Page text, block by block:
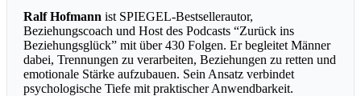
Ralf Hofmann ist SPIEGEL-Bestsellerautor,
Beziehungscoach und Host des Podcasts “Zurück ins
Beziehungsglück” mit über 430 Folgen. Er begleitet Männer
dabei, Trennungen zu verarbeiten, Beziehungen zu retten und
emotionale Stärke aufzubauen. Sein Ansatz verbindet
psychologische Tiefe mit praktischer Anwendbarkeit.